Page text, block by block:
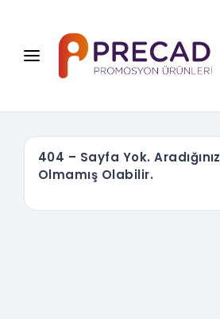
404 – Sayfa Yok.
Olmamış Olabilir.